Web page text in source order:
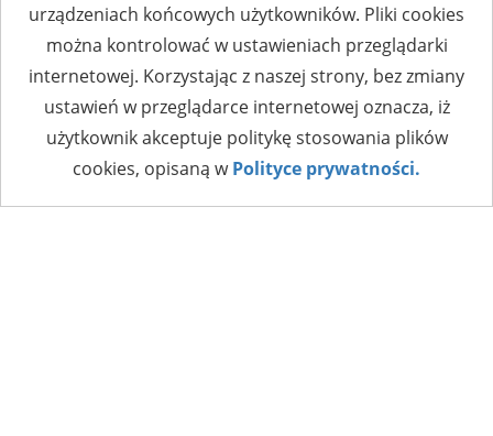
urządzeniach końcowych użytkowników. Pliki cookies
można kontrolować w ustawieniach przeglądarki
internetowej. Korzystając z naszej strony, bez zmiany
ustawień w przeglądarce internetowej oznacza, iż
użytkownik akceptuje politykę stosowania plików
cookies, opisaną wPolityce prywatności.